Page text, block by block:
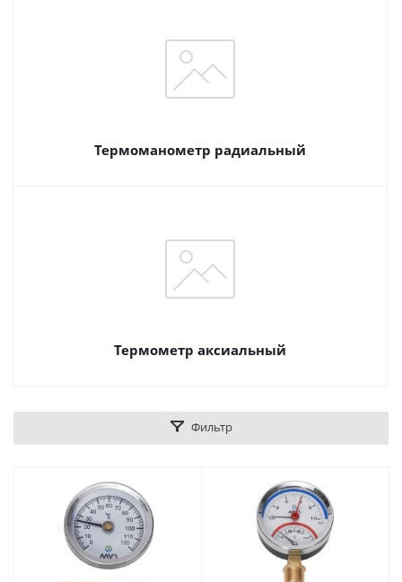
Термоманометр радиальный
Термометр аксиальный
Фильтр